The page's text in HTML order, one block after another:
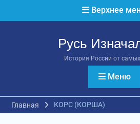
Верхнее
Русь
История России от
Меню
Главная КОРС (КОРША)